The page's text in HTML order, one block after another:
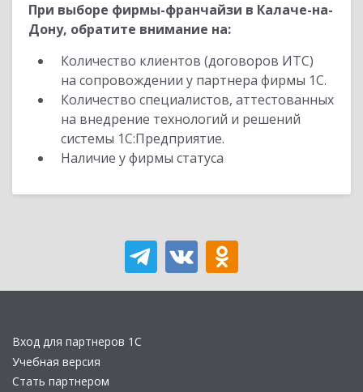
При выборе фирмы-франчайзи в Калаче-на-
Дону, обратите внимание на:
Количество клиентов (договоров ИТС)
на сопровождении у партнера фирмы 1С.
Количество специалистов, аттестованных
на внедрение технологий и решений
системы 1С:Предприятие.
Наличие у фирмы статуса
Вход для партнеров 1С
Учебная версия
Стать партнером